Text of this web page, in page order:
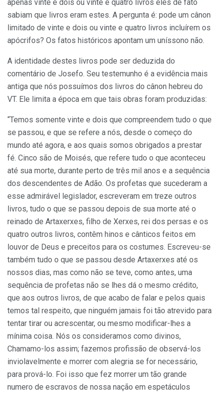
apenas vinte e dois ou vinte e quatro livros eles de fato
sabiam que livros eram estes. A pergunta é: pode um cânon
limitado de vinte e dois ou vinte e quatro livros incluírem os
apócrifos? Os fatos históricos apontam um uníssono não.
A identidade destes livros pode ser deduzida do
comentário de Josefo. Seu testemunho é a evidência mais
antiga que nós possuímos dos livros do cânon hebreu do
VT. Ele limita a época em que tais obras foram produzidas:
“Temos somente vinte e dois que compreendem tudo o que
se passou, e que se refere a nós, desde o começo do
mundo até agora, e aos quais somos obrigados a prestar
fé. Cinco são de Moisés, que refere tudo o que aconteceu
até sua morte, durante perto de três mil anos e a sequência
dos descendentes de Adão. Os profetas que sucederam a
esse admirável legislador, escreveram em treze outros
livros, tudo o que se passou depois de sua morte até o
reinado de Artaxerxes, filho de Xerxes, rei dos persas e os
quatro outros livros, contêm hinos e cânticos feitos em
louvor de Deus e preceitos para os costumes. Escreveu-se
também tudo o que se passou desde Artaxerxes até os
nossos dias, mas como não se teve, como antes, uma
sequência de profetas não se lhes dá o mesmo crédito,
que aos outros livros, de que acabo de falar e pelos quais
temos tal respeito, que ninguém jamais foi tão atrevido para
tentar tirar ou acrescentar, ou mesmo modificar-lhes a
mínima coisa. Nós os consideramos como divinos,
Chamamo-los assim; fazemos profissão de observá-los
inviolavelmente e morrer com alegria se for necessário,
para prová-lo. Foi isso que fez morrer um tão grande
numero de escravos de nossa nação em espetáculos